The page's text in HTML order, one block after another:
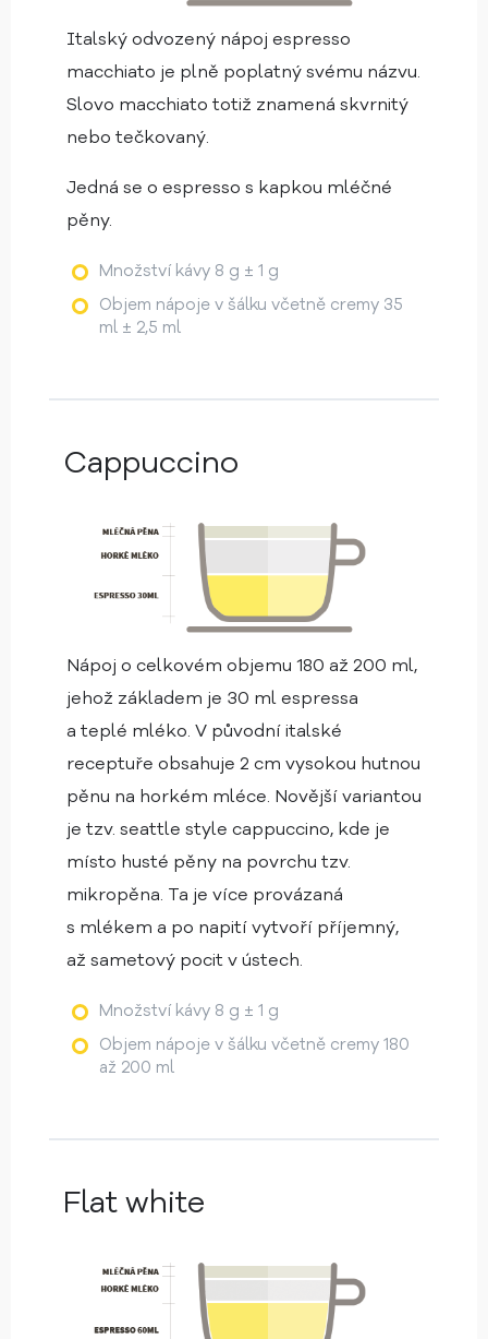
Italský odvozený nápoj espresso
macchiato je plně poplatný svému názvu.
Slovo macchiato totiž znamená skvrnitý
nebo tečkovaný.
Jedná se o espresso s kapkou mléčné
pěny.
Množství kávy 8 g ± 1 g
Objem nápoje v šálku včetně cremy 35
ml ± 2,5 ml
Cappuccino
Nápoj o celkovém objemu 180 až 200 ml,
jehož základem je 30 ml espressa
a teplé mléko. V původní italské
receptuře obsahuje 2 cm vysokou hutnou
pěnu na horkém mléce. Novější variantou
je tzv. seattle style cappuccino, kde je
místo husté pěny na povrchu tzv.
mikropěna. Ta je více provázaná
s mlékem a po napití vytvoří příjemný,
až sametový pocit v ústech.
Množství kávy 8 g ± 1 g
Objem nápoje v šálku včetně cremy 180
až 200 ml
Flat white